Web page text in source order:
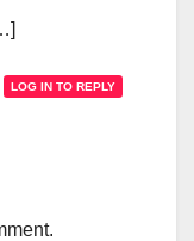
LOG IN TO REPLY